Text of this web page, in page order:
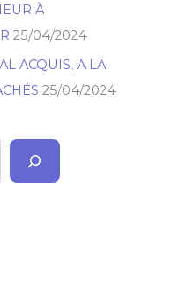
À
25/04/2024
ACQUIS, A LA
25/04/2024